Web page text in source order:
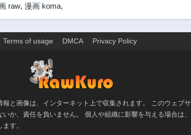
raw, 漫画 koma,
Terms of usage DMCA Privacy Policy
報と画像は、インターネット上で収集されます。 このウェブ
か、責任を負いません。 個人や組織に影響を与える場合は
す。